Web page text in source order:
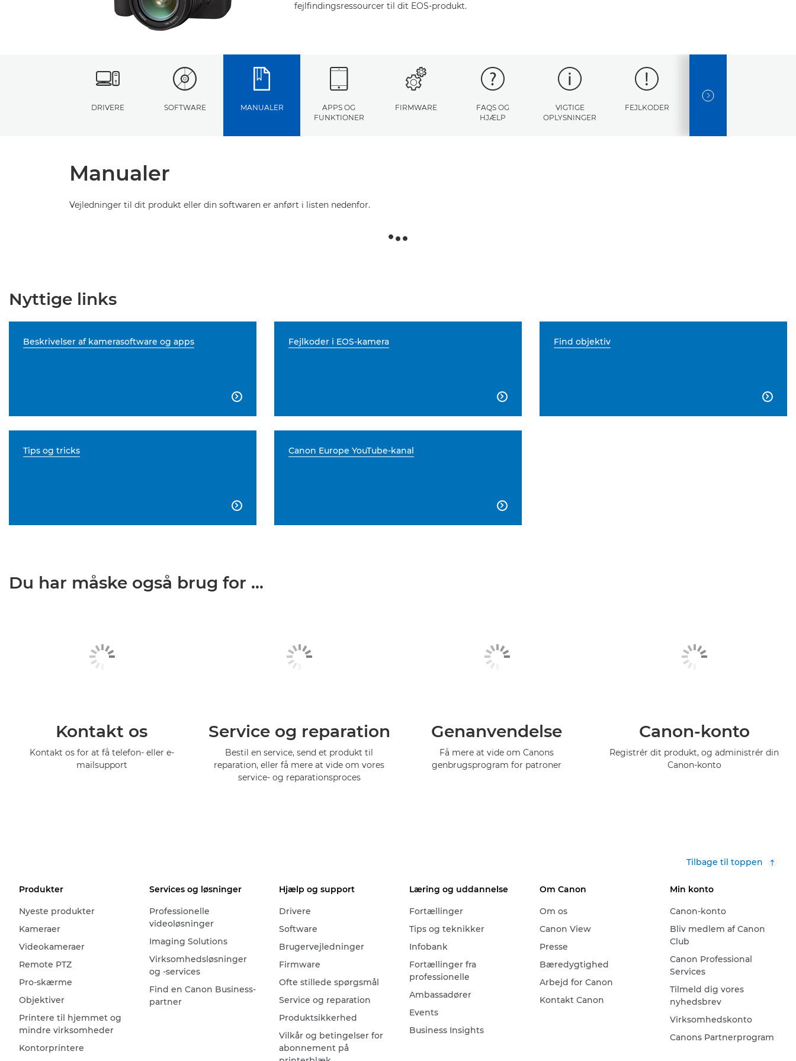
fejlfindingsressourcer til dit EOS-produkt.
DRIVERE SOFTWARE MANUALER
APPS OG
FUNKTIONER
FIRMWARE
FAQS OG
HJÆLP
VIGTIGE
OPLYSNINGER
FEJLKODER
NEXT SLIDE
Manualer
Vejledninger til dit produkt eller din softwaren er anført i listen nedenfor.
Nyttige links
Beskrivelser af kamerasoftware og apps

Fejlkoder i EOS-kamera

Find objektiv

Tips og tricks

Canon Europe YouTube-kanal

Du har måske også brug for ...
Kontakt os
Kontakt os for at få telefon- eller e-
mailsupport
Service og reparation
Bestil en service, send et produkt til
reparation, eller få mere at vide om vores
service- og reparationsproces
Genanvendelse
Få mere at vide om Canons
genbrugsprogram for patroner
Canon-konto
Registrér dit produkt, og administrér din
Canon-konto
Tilbage til toppen
Produkter
Nyeste produkter
Kameraer
Videokameraer
Remote PTZ
Pro-skærme
Objektiver
Printere til hjemmet og
mindre virksomheder
Kontorprintere
Services og løsninger
Professionelle
videoløsninger
Imaging Solutions
Virksomhedsløsninger
og -services
Find en Canon Business-
partner
Hjælp og support
Drivere
Software
Brugervejledninger
Firmware
Ofte stillede spørgsmål
Service og reparation
Produktsikkerhed
Vilkår og betingelser for
abonnement på
Læring og uddannelse
Fortællinger
Tips og teknikker
Infobank
Fortællinger fra
professionelle
Ambassadører
Events
Business Insights
Om Canon
Om os
Canon View
Presse
Bæredygtighed
Arbejd for Canon
Kontakt Canon
Min konto
Canon-konto
Bliv medlem af Canon
Club
Canon Professional
Services
Tilmeld dig vores
nyhedsbrev
Virksomhedskonto
Canons Partnerprogram